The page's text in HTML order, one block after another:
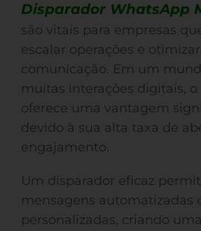
Disparador WhatsApp
são vitais para empresas
escalar operações e
comunicação. Em um
muitas interações digitais,
oferece uma vantagem
devido à sua alta taxa de
engajamento.
Um disparador eficaz
mensagens automatizadas
personalizadas, criando